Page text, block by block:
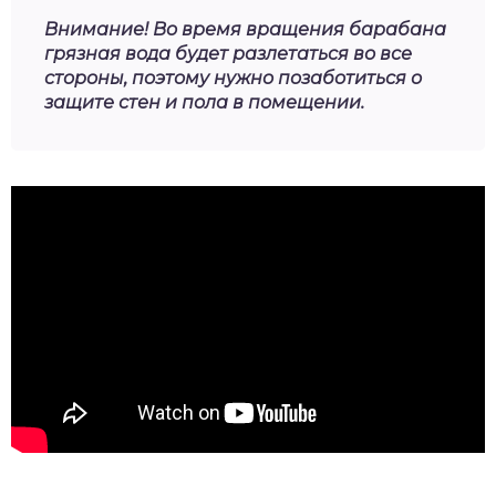
Внимание! Во время вращения барабана
грязная вода будет разлетаться во все
стороны, поэтому нужно позаботиться о
защите стен и пола в помещении.